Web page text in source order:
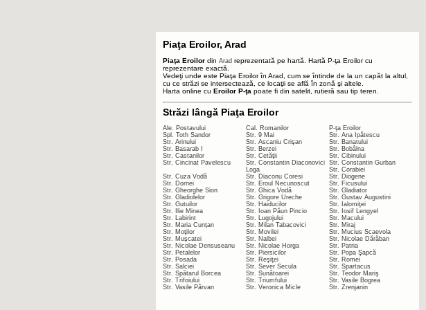
Piaţa Eroilor, Arad
Piaţa Eroilor din Arad reprezentată pe hartă. Hartă P-ţa Eroilor cu
reprezentare exactă.
Vedeţi unde este Piaţa Eroilor în Arad, cum se întinde de la un capăt la altul,
cu ce străzi se intersectează, ce locaţii se află în zonă şi altele.
Harta online cu Eroilor P-ţa poate fi din satelit, rutieră sau tip teren.
Străzi lângă Piaţa Eroilor
Ale. Postavului Cal. Romanilor
P-ţa Eroilor
Spl. Toth Sandor
Str. 9 Mai
Str. Ana Ipătescu
Str. Arinului
Str. Ascaniu Crişan
Str. Banatului
Str. Basarab I
Str. Berzei
Str. Bobâlna
Str. Castanilor
Str. Cetăţii
Str. Cibinului
Str. Cincinat Pavelescu
Str. Constantin Diaconovici
Loga
Str. Constantin Gurban
Str. Corabiei
Str. Cuza Vodă
Str. Diaconu Coresi
Str. Diogene
Str. Dornei
Str. Eroul Necunoscut
Str. Ficusului
Str. Gheorghe Sion
Str. Ghica Vodă
Str. Gladiator
Str. Gladiolelor
Str. Grigore Ureche
Str. Gustav Augustini
Str. Gutuilor
Str. Haiducilor
Str. Ialomiţei
Str. Ilie Minea
Str. Ioan Păun Pincio
Str. Iosif Lengyel
Str. Labirint
Str. Lugojului
Str. Macului
Str. Maria Cunţan
Str. Milan Tabacovici
Str. Miraj
Str. Moţilor
Str. Movilei
Str. Mucius Scaevola
Str. Muşcatei
Str. Nalbei
Str. Nicolae Dărăban
Str. Nicolae Densuseanu
Str. Nicolae Horga
Str. Patria
Str. Petalelor
Str. Piersicilor
Str. Popa Şapcă
Str. Posada
Str. Reşiţei
Str. Romei
Str. Salciei
Str. Sever Secula
Str. Spartacus
Str. Spătarul Borcea
Str. Sunătoarei
Str. Teodor Mariş
Str. Trifoiului
Str. Triumfului
Str. Vasile Bogrea
Str. Vasile Pârvan
Str. Veronica Micle Str. Zrenjanin